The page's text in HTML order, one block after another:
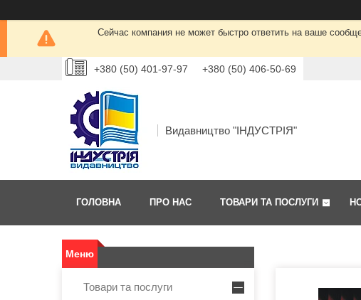
Сейчас компания не может быстро ответить на ваше
+380 (50) 401-97-97 +380 (50) 406-50-69
Видавництво "ІНДУСТРІЯ"
ГОЛОВНА ПРО НАС ТОВАРИ ТА ПОСЛУГИ
Товари та послуги